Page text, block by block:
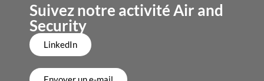
Suivez notre activité Air and
Security
LinkedIn